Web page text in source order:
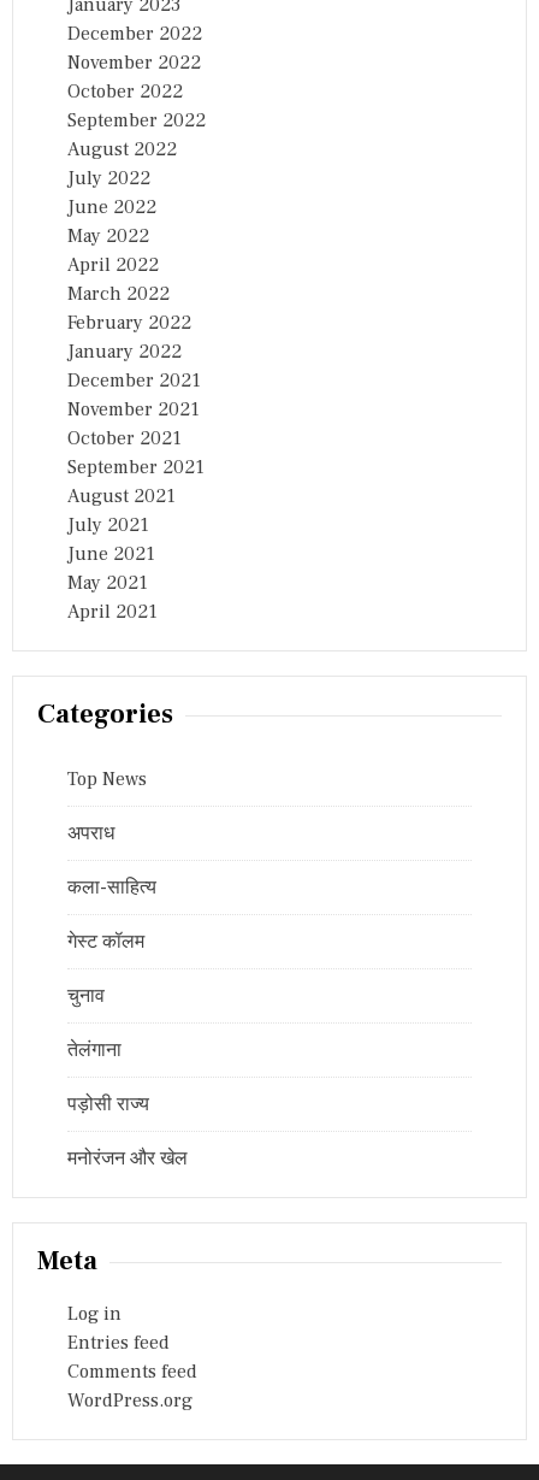
January 2023
December 2022
November 2022
October 2022
September 2022
August 2022
July 2022
June 2022
May 2022
April 2022
March 2022
February 2022
January 2022
December 2021
November 2021
October 2021
September 2021
August 2021
July 2021
June 2021
May 2021
April 2021
Categories
Top News
अपराध
कला-साहित्य
गेस्ट कॉलम
चुनाव
तेलंगाना
पड़ोसी राज्य
मनोरंजन और खेल
Meta
Log in
Entries feed
Comments feed
WordPress.org